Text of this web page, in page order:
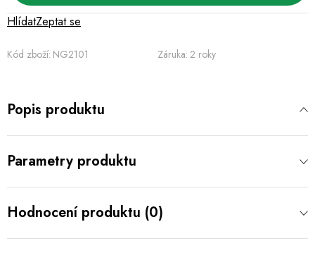
Kód zboží: NG2101 Záruka: 2 roky
Zeptat se
Hlídat
Popis produktu
Parametry produktu
Hodnocení produktu (0)